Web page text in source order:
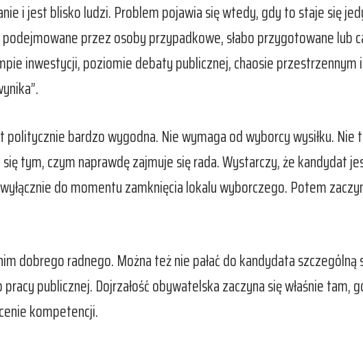
i jest blisko ludzi. Problem pojawia się wtedy, gdy to staje się
przez osoby przypadkowe, słabo przygotowane lub
inwestycji, poziomie debaty publicznej, chaosie
bardzo wygodna. Nie wymaga od wyborcy wysiłku.
tym, czym naprawdę zajmuje się rada. Wystarczy, że kandydat
do momentu zamknięcia lokalu wyborczego. Potem
dobrego radnego. Można też nie pałać do kandydata szczególną
publicznej. Dojrzałość obywatelska zaczyna się właśnie tam,
kompetencji.